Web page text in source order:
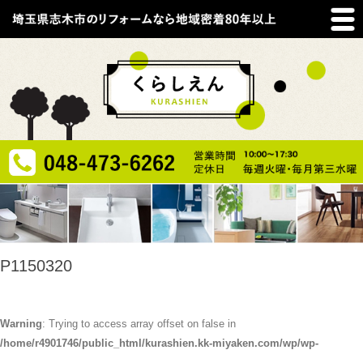
P1150320
Warning: Trying to access array offset on false in
/home/r4901746/public_html/kurashien.kk-miyaken.com/wp/wp-